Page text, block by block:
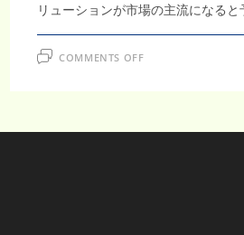
リューションが市場の主流になる
COMMENTS OFFON
キ